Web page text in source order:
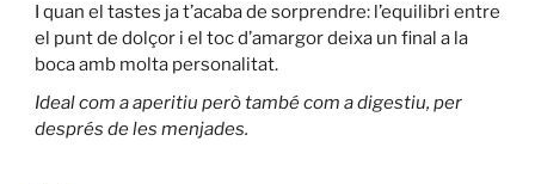
I quan el tastes ja t’acaba de sorprendre: l’equilibri entre
el punt de dolçor i el toc d’amargor deixa un final a la
boca amb molta personalitat.
Ideal com a aperitiu però també com a digestiu, per
després de les menjades.